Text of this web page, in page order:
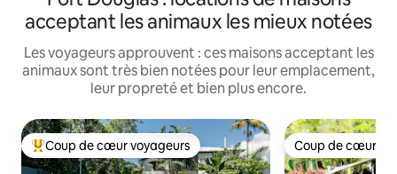
acceptant les animaux les mieux notées
Les voyageurs approuvent : ces maisons acceptant les
animaux sont très bien notées pour leur emplacement,
leur propreté et bien plus encore.
Coups de cœur voyageurs les plus appréciés
Coup de cœur voyageurs Coup de cœur
Coup de cœur